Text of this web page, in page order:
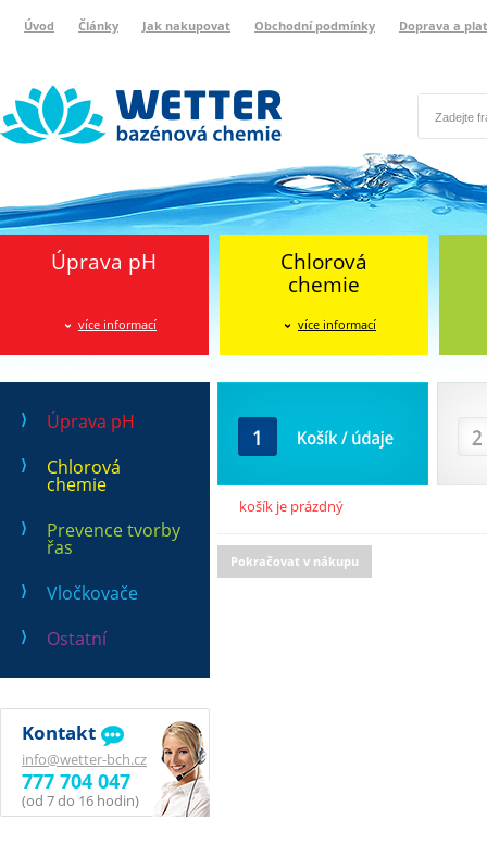
Úvod Články Jak nakupovat Obchodní podmínky Doprava a
Úprava pH
více informací
Chlorová
chemie
více informací
Úprava pH
Chlorová
chemie
Prevence tvorby
řas
Vločkovače
Ostatní
Kontakt
info@wetter-bch.cz
777 704 047
(od 7 do 16 hodin)
košík je prázdný
Pokračovat v nákupu